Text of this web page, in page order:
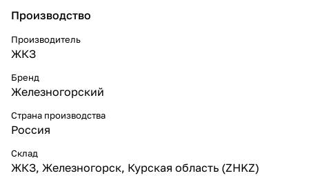
Производство
Производитель
ЖКЗ
Бренд
Железногорский
Страна производства
Россия
Склад
ЖКЗ, Железногорск, Курская область (ZHKZ)